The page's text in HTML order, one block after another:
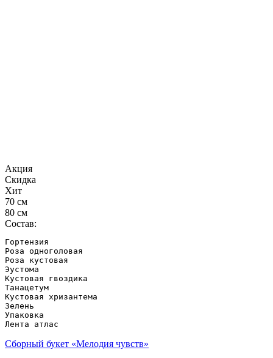
Акция
Скидка
Хит
70 см
80 см
Состав:
Гортензия
Роза одноголовая
Роза кустовая
Эустома
Кустовая гвоздика
Танацетум
Кустовая хризантема
Зелень
Упаковка
Лента атлас
Сборный букет «Мелодия чувств»